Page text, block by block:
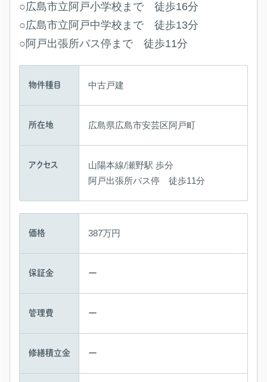
○広島市立阿戸小学校まで 徒歩16分
○広島市立阿戸中学校まで 徒歩13分
○阿戸出張所バス停まで 徒歩11分
物件種目 中古戸建
所在地 広島県広島市安芸区阿戸町
アクセス
山陽本線/瀬野駅 歩分
阿戸出張所バス停 徒歩11分
価格 387万円
保証金 ー
管理費 ー
修繕積立金 ー